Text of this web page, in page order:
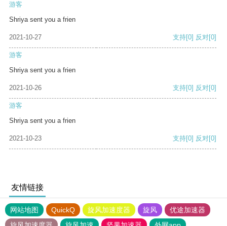
游客
Shriya sent you a frien
2021-10-27 支持[0] 反对[0]
游客
Shriya sent you a frien
2021-10-26 支持[0] 反对[0]
游客
Shriya sent you a frien
2021-10-23 支持[0] 反对[0]
友情链接
网站地图 QuickQ 旋风加速度器 旋风
优途加速器